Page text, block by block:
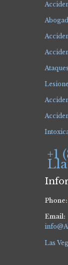
+1
Phone:
Email:
Las